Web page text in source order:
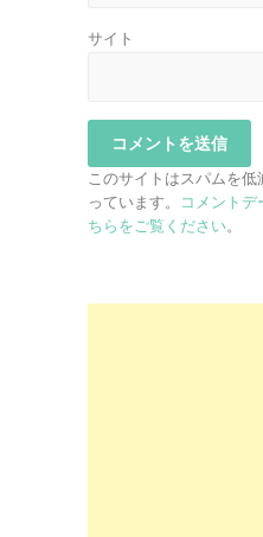
サイト
このサイトはスパムを低
っています。
コメントデ
ちらをご覧ください。